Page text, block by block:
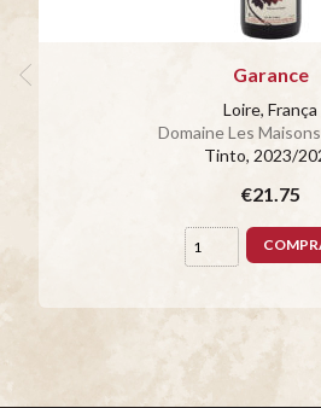
Garance
Loire, França
Domaine Les
Tinto, 2023/
€21.75